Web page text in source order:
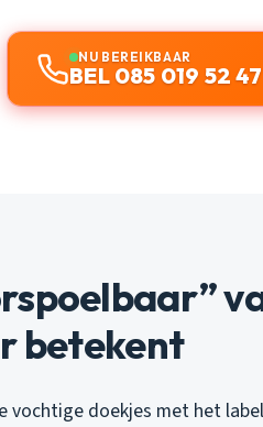
NU BEREIKBAAR
BEL 085 019 52 47
betekent
doekjes met het